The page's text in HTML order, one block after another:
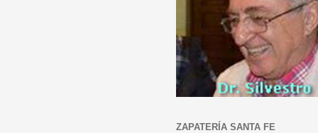
ZAPATERÍA SANTA FE